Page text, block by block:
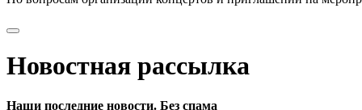
Новостная рассылка
Наши последние новости. Без спама